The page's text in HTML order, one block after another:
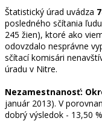
Štatistický úrad uvádza
posledného sčítania
245 žien), ktoré ako
odovzdalo nesprávne
sčítací komisári
úradu v Nitre.
Nezamestnanosť:
január 2013). V
dobrý výsledok - 13,50